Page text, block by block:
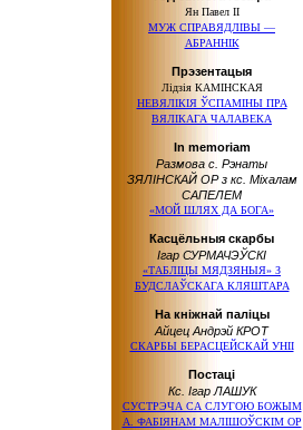
Ян Павел ІІ
МУЖ СПРАВЯДЛІВЫ —
АБРАННІК
Прэзентацыя
Лідзія КАМІНСКАЯ
НЕВЯЛІКІЯ ЎСПАМІНЫ ПРА
ВЯЛІКАГА ЧАЛАВЕКА
In memoriam
Размова с. Рэнаты
ЗЯЛІНСКАЙ OP з кс. Міхалам
САПЕЛЕМ
«МОЙ ШЛЯХ ДА БОГА»
Касцёльныя скарбы
Ігар СУРМАЧЭЎСКІ
«ТАБЛІЦЫ МЯДЗЯНЫЯ» З
БУДСЛАЎСКАГА КЛЯШТАРА
На кніжнай паліцы
Айцец Андрэй КРОТ
СКАРБЫ БЕРАСЦЕЙСКАЙ УНІІ
Постаці
Кс. Ігар ЛАШУК
СУСТРЭЧА СА СЛУГОЮ БОЖЫМ
А. ФАБІЯНАМ МАЛІШОЎСКІМ OP